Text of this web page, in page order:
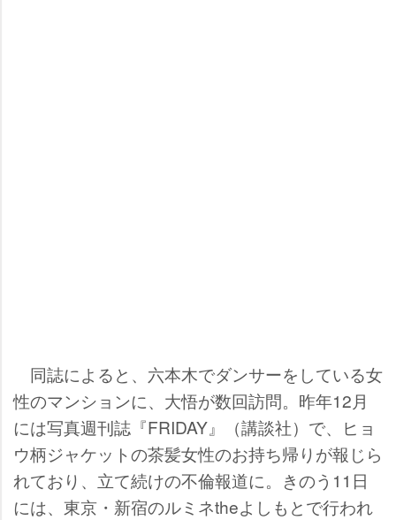
同誌によると、六本木でダンサーをしている女
性のマンションに、大悟が数回訪問。昨年12月
には写真週刊誌『FRIDAY』（講談社）で、ヒョ
ウ柄ジャケットの茶髪女性のお持ち帰りが報じら
れており、立て続けの不倫報道に。きのう11日
には、東京・新宿のルミネtheよしもとで行われ